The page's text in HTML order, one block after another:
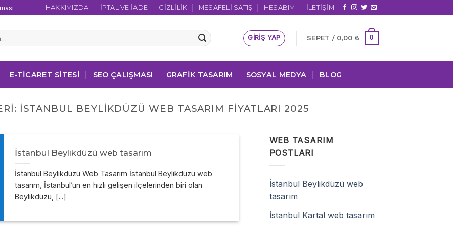
HAKKIMIZDA İPTAL VE İADE GIZLILIK MESAFELI SATIŞ HESABIM İLETIŞIM
GIRIŞ YAP SEPET / 0,00 ₺ 0
E-TICARET SITESI SEO ÇALIŞMASI GRAFIK TASARIM SOSYAL MEDYA BLOG
İSTANBUL BEYLIKDÜZÜ WEB TASARIM FIYATLARI 2025
İstanbul Beylikdüzü web tasarım
İstanbul Beylikdüzü Web Tasarım İstanbul Beylikdüzü web
tasarım, İstanbul’un en hızlı gelişen ilçelerinden biri olan
Beylikdüzü, [...]
WEB TASARIM
POSTLARI
İstanbul Beylikdüzü web
tasarım
İstanbul Kartal web tasarım